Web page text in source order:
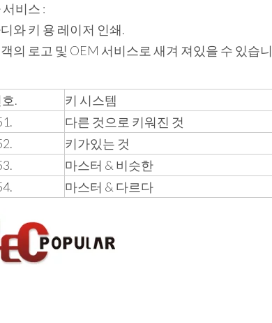
비스 :
와 키 용 레이저 인쇄.
의 로고 및 OEM 서비스로 새겨 져있을 수 있습
. 키 시스템
다른 것으로 키워진 것
키가있는 것
마스터 & 비슷한
마스터 & 다르다